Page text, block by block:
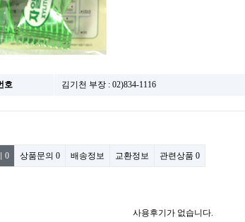
호 김기천 부장 : 02)834-1116
0 상품문의 0 배송정보 교환정보 관련상품 0
사용후기가 없습니다.